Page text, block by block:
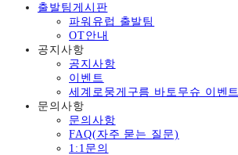
출발팀게시판
파워유럽 출발팀
OT안내
공지사항
공지사항
이벤트
세계로뭉게구름 바토무슈 이벤트
문의사항
문의사항
FAQ(자주 묻는 질문)
1:1문의